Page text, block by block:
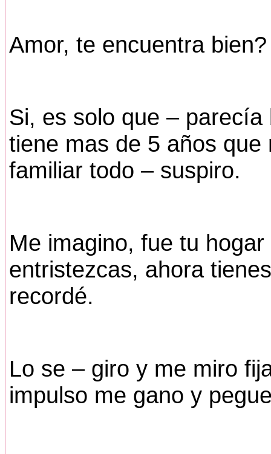
Amor, te encuentra
Si, es solo que –
tiene mas de 5 años
familiar todo – suspiro.
Me imagino, fue tu
entristezcas, ahora
recordé.
Lo se – giro y me miro
impulso me gano y